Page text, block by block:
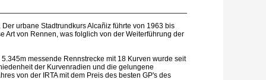
urbane Stadtrundkurs Alcañiz führte von 1963 bis
Art von Rennen, was folglich von der Weiterführung der
messende Rennstrecke mit 18 Kurven wurde seit
der Kurvenradien und die gelungene
von der IRTA mit dem Preis des besten GP's des